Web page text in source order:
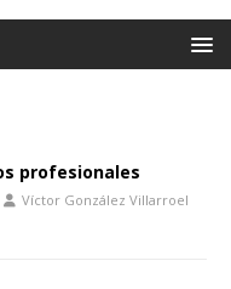
profesionales
Víctor González Villarroel